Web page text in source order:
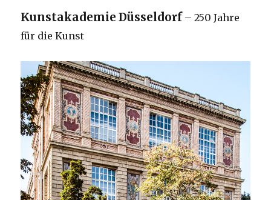
Kunstakademie Düsseldorf – 250 Jahre
für die Kunst